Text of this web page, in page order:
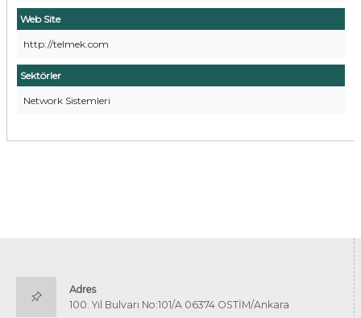
Web Site
http://telmek.com
Sektörler
Network Sistemleri
Adres
100. Yıl Bulvarı No:101/A 06374 OSTİM/Ankara